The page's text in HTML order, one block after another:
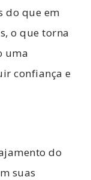
do que em
o que torna
uma
confiança e
do
suas